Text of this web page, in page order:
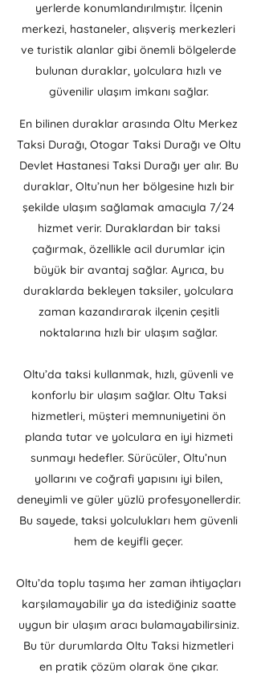
yerlerde konumlandırılmıştır. İlçenin
merkezi, hastaneler, alışveriş merkezleri
ve turistik alanlar gibi önemli bölgelerde
bulunan duraklar, yolculara hızlı ve
güvenilir ulaşım imkanı sağlar.
En bilinen duraklar arasında Oltu Merkez
Taksi Durağı, Otogar Taksi Durağı ve Oltu
Devlet Hastanesi Taksi Durağı yer alır. Bu
duraklar, Oltu’nun her bölgesine hızlı bir
şekilde ulaşım sağlamak amacıyla 7/24
hizmet verir. Duraklardan bir taksi
çağırmak, özellikle acil durumlar için
büyük bir avantaj sağlar. Ayrıca, bu
duraklarda bekleyen taksiler, yolculara
zaman kazandırarak ilçenin çeşitli
noktalarına hızlı bir ulaşım sağlar.
Oltu’da taksi kullanmak, hızlı, güvenli ve
konforlu bir ulaşım sağlar. Oltu Taksi
hizmetleri, müşteri memnuniyetini ön
planda tutar ve yolculara en iyi hizmeti
sunmayı hedefler. Sürücüler, Oltu’nun
yollarını ve coğrafi yapısını iyi bilen,
deneyimli ve güler yüzlü profesyonellerdir.
Bu sayede, taksi yolculukları hem güvenli
hem de keyifli geçer.
Oltu’da toplu taşıma her zaman ihtiyaçları
karşılamayabilir ya da istediğiniz saatte
uygun bir ulaşım aracı bulamayabilirsiniz.
Bu tür durumlarda Oltu Taksi hizmetleri
en pratik çözüm olarak öne çıkar.